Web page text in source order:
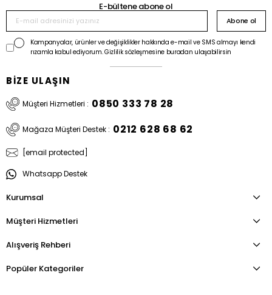
E-bültene abone ol
Abone ol
Kampanyalar, ürünler ve değişiklikler hakkında e-mail ve SMS almayı kendi
rızamla kabul ediyorum. Gizlilik sözleşmesine buradan ulaşabilirsin
BİZE ULAŞIN
Müşteri Hizmetleri : 0850 333 78 28
Mağaza Müşteri Destek : 0212 628 68 62
[email protected]
Whatsapp Destek
Kurumsal
Müşteri Hizmetleri
Alışveriş Rehberi
Popüler Kategoriler